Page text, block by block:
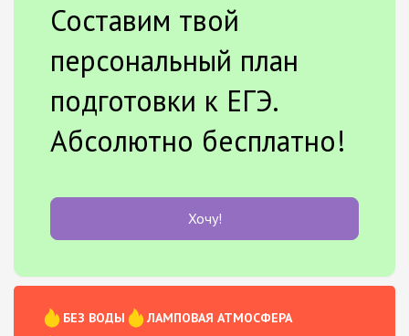
Составим твой
персональный план
подготовки к ЕГЭ.
Абсолютно бесплатно!
Хочу!
БЕЗ ВОДЫ
ЛАМПОВАЯ АТМОСФЕРА